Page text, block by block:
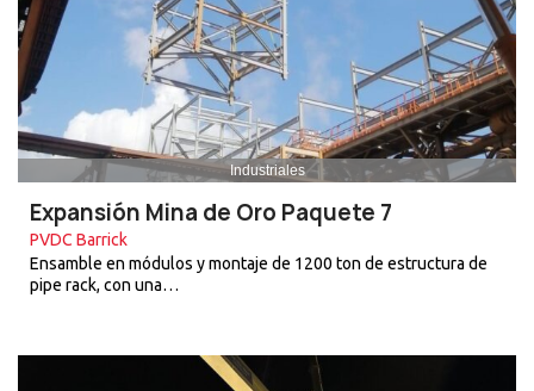
Industriales
Expansión Mina de Oro Paquete 7
PVDC Barrick
Ensamble en módulos y montaje de 1200 ton de estructura de
pipe rack, con una…